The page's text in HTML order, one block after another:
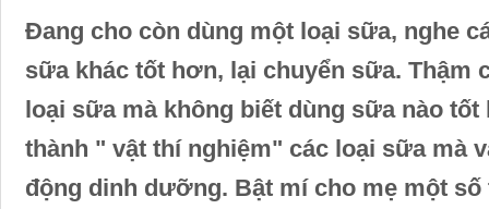
Đang cho còn dùng một loại sữa, nghe
sữa khác tốt hơn, lại chuyển sữa. Thậm
loại sữa mà không biết dùng sữa nào
thành " vật thí nghiệm" các loại sữa mà
động dinh dưỡng. Bật mí cho mẹ một